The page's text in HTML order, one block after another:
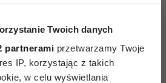
Twoich danych
partnerami przetwarzamy Twoje
IP, korzystając z takich
w celu wyświetlania
AUTOPROMOCJA